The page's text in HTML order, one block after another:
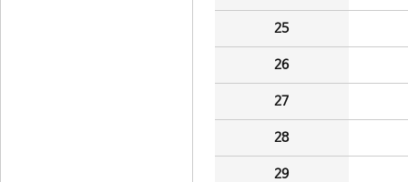
25
26
27
28
29